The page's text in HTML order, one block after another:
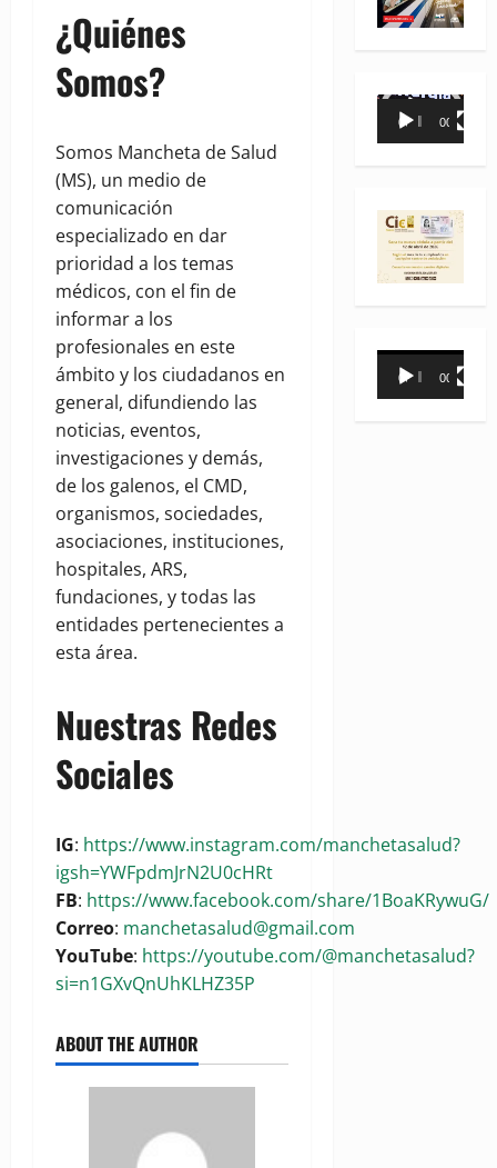
¿Quiénes
Somos?
Somos Mancheta de Salud
(MS), un medio de
comunicación
especializado en dar
prioridad a los temas
médicos, con el fin de
informar a los
profesionales en este
ámbito y los ciudadanos en
general, difundiendo las
noticias, eventos,
investigaciones y demás,
de los galenos, el CMD,
organismos, sociedades,
asociaciones, instituciones,
hospitales, ARS,
fundaciones, y todas las
entidades pertenecientes a
esta área.
Nuestras Redes
Sociales
IG: https://www.instagram.com/manchetasalud?
igsh=YWFpdmJrN2U0cHRt
FB: https://www.facebook.com/share/1BoaKRywuG/
Correo: manchetasalud@gmail.com
YouTube: https://youtube.com/@manchetasalud?
si=n1GXvQnUhKLHZ35P
ABOUT THE AUTHOR
Reproductor
00:00 00:35
Reproductor
00:00 00:31